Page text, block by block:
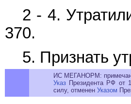
2 - 4.
370.
5. Признать
ИС МЕГАНОРМ:
Указ Президента РФ от
силу, отменен Указом